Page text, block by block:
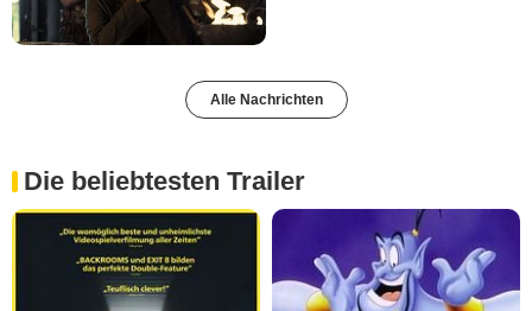
Alle Nachrichten
Die beliebtesten Trailer